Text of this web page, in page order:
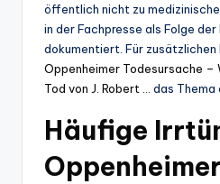
öffentlich nicht zu
in der Fachpresse als Folge der
dokumentiert. Für
Oppenheimer Todesursache –
Tod von J. Robert …
das Thema
Häufige